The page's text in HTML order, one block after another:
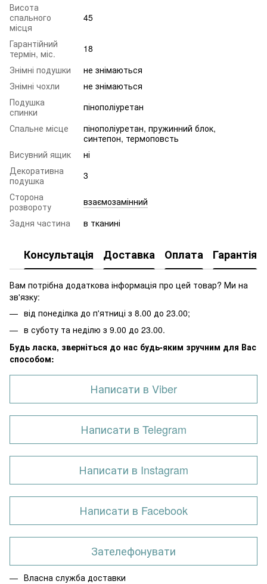
Висота
спального
місця
45
Гарантійний
термін, міс.
18
Знімні подушки
не знімаються
Знімні чохли
не знімаються
Подушка
спинки
пінополіуретан
Спальне місце
пінополіуретан, пружинний блок,
синтепон, термоповсть
Висувний ящик
ні
Декоративна
подушка
3
Сторона
розвороту
взаємозамінний
Задня частина
в тканині
Консультація Доставка Оплата Гарантія
Вам потрібна додаткова інформація про цей товар? Ми на
зв'язку:
від понеділка до п'ятниці з 8.00 до 23.00;
в суботу та неділю з 9.00 до 23.00.
Будь ласка, зверніться до нас будь-яким зручним для Вас
способом:
Написати в Viber
Написати в Telegram
Написати в Instagram
Написати в Facebook
Зателефонувати
Власна служба доставки